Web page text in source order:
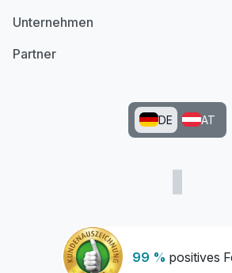
99 % positives
Unternehmen
Partner
DE AT